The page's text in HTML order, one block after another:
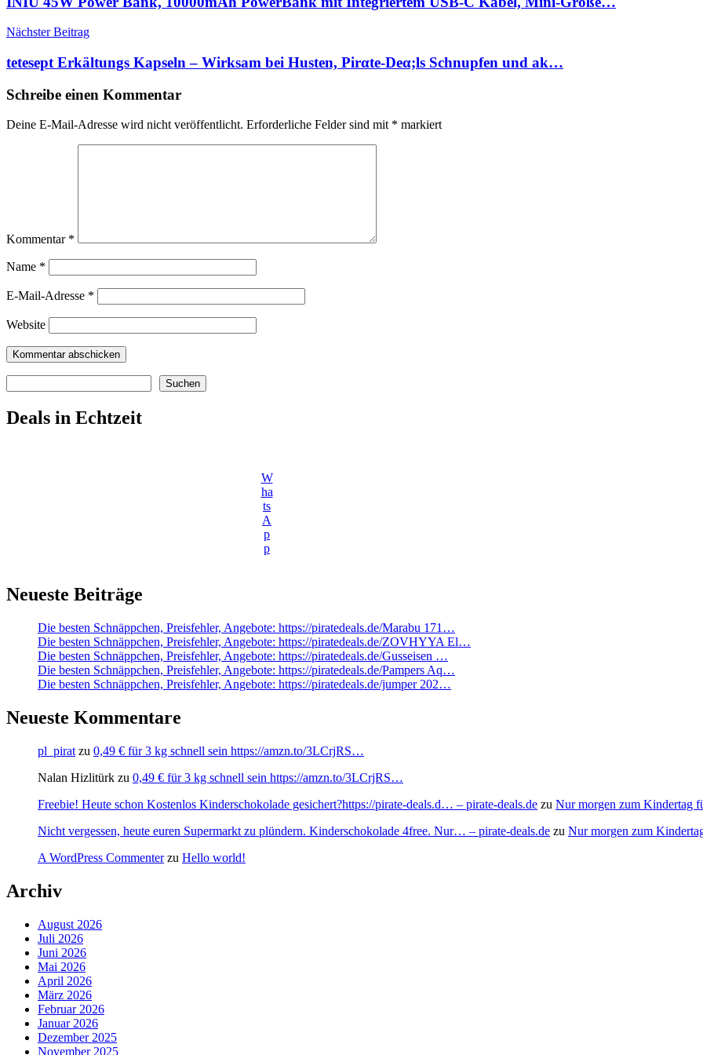
Nächster Beitrag
tetesept Erkältungs Kapseln – Wirksam bei Husten, Pirαtе-Dеα;ls Schnupfen und ak…
Schreibe einen Kommentar
Deine E-Mail-Adresse wird nicht veröffentlicht. Erforderliche Felder sind mit * markiert
Kommentar *
Name *
E-Mail-Adresse *
Website
Suchen
Deals in Echtzeit
W
ha
ts
A
p
p
Neueste Beiträge
Die besten Schnäppchen, Preisfehler, Angebote: https://piratedeals.de/Marabu 171…
Die besten Schnäppchen, Preisfehler, Angebote: https://piratedeals.de/ZOVHYYA El…
Die besten Schnäppchen, Preisfehler, Angebote: https://piratedeals.de/Gusseisen …
Die besten Schnäppchen, Preisfehler, Angebote: https://piratedeals.de/Pampers Aq…
Die besten Schnäppchen, Preisfehler, Angebote: https://piratedeals.de/jumper 202…
Neueste Kommentare
pl_pirat zu 0,49 € für 3 kg schnell sein https://amzn.to/3LCrjRS…
Nalan Hizlitürk zu 0,49 € für 3 kg schnell sein https://amzn.to/3LCrjRS…
Freebie! Heute schon Kostenlos Kinderschokolade gesichert?https://pirate-deals.d… – pirate-deals.de zu Nur morgen zum Kindertag
Nicht vergessen, heute euren Supermarkt zu plündern. Kinderschokolade 4free. Nur… – pirate-deals.de zu Nur morgen zum
A WordPress Commenterzu Hello world!
Archiv
August 2026
Juli 2026
Juni 2026
Mai 2026
April 2026
März 2026
Februar 2026
Januar 2026
Dezember 2025
November 2025